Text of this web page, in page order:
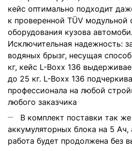
кейс оптимально подходит
к проверенной TÜV модульной
оборудования кузова
Исключительная надежность:
водяных брызг, несущая
кг, кейс L-Boxx 136
до 25 кг. L-Boxx 136
профессионала на любой
любого заказчика
В комплект поставки так
аккумуляторных блока на 5 Ач,
работа будет продолжена без